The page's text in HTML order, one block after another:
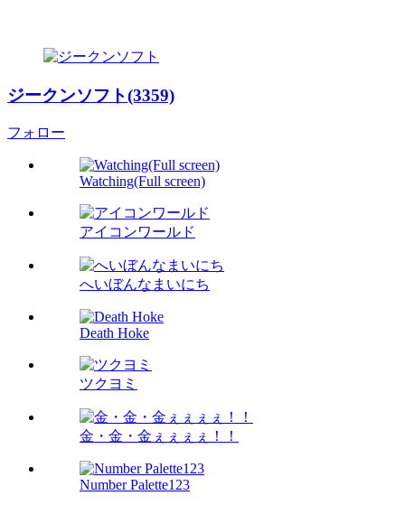
ジークンソフト(3359)
フォロー
Watching(Full screen)
アイコンワールド
へいぼんなまいにち
Death Hoke
ツクヨミ
金・金・金ぇぇぇぇ！！
Number Palette123